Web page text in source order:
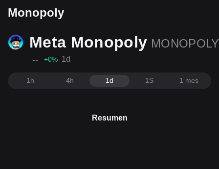
Monopoly
Meta Monopoly MONOPOLY
-- +0% 1d
1h 4h 1d 1S 1 mes
Resumen